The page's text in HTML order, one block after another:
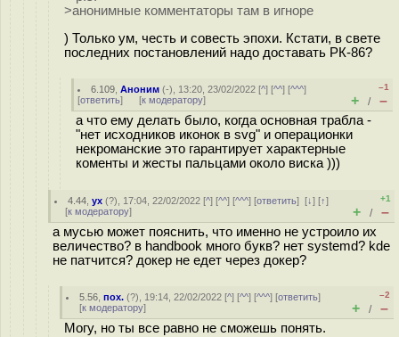
>анонимные комментаторы там в игноре
) Только ум, честь и совесть эпохи. Кстати, в свете
последних постановлений надо доставать РК-86?
6.109 ,Аноним (-), 13:20, 23/02/2022 [^] [^^] [^^^]
[ответить] [к модератору]
–1
+ / –
а что ему делать было, когда основная трабла -
"нет исходников иконок в svg" и операционки
некроманские это гарантирует характерные
коменты и жесты пальцами около виска )))
4.44 ,ух (?), 17:04, 22/02/2022 [^] [^^] [^^^] [ответить][↓] [↑]
[к модератору]
+1
+ / –
а мусью может пояснить, что именно не устроило их
величество? в handbook много букв? нет systemd? kde
не патчится? докер не едет через докер?
5.56 ,пох. (?), 19:14, 22/02/2022 [^] [^^] [^^^] [ответить]
[к модератору]
–2
+ / –
Могу, но ты все равно не сможешь понять.